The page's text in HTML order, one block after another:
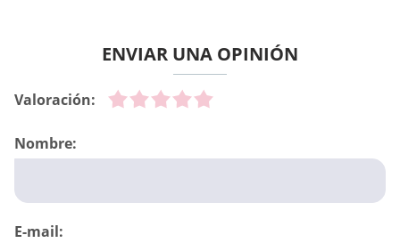
ENVIAR UNA OPINIÓN
Valoración:
Nombre:
E-mail: